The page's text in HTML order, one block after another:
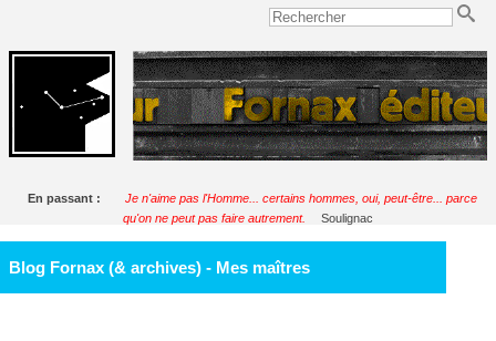
En passant :
Je n'aime pas l'Homme... certains hommes, oui, peut-être... parce
qu'on ne peut pas faire autrement.
Soulignac
Blog Fornax (& archives) - Mes maîtres